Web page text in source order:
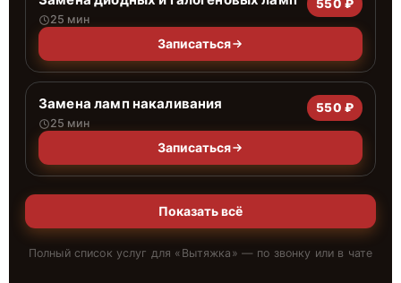
25 мин
550 ₽
Записаться
Замена ламп накаливания
25 мин
550 ₽
Записаться
Показать всё
Полный список услуг для « Вытяжка » — по звонку или в чате